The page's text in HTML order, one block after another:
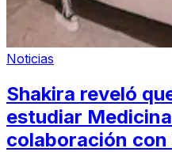
Noticias
Shakira reveló
estudiar
colaboración con